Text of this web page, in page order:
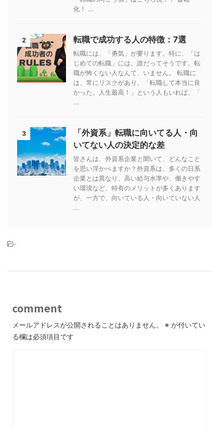
化！ ...
2 転職で成功する人の特徴：7選
転職には、「勇気」が要ります。特に、「は
じめての転職」には。誰だってそうです。転
職が怖くない人なんて、いません。 転職に
は、常にリスクがあり、「転職して本当に良
かった。人生最高！」という人もいれば、「
...
3
「外資系」転職に向いてる人・向
いてない人の決定的な差
皆さんは、外資系企業と聞いて、どんなこと
を思い浮かべますか？外資系は、多くの日系
企業とは異なり、高い給与水準や、働きやす
い環境など、特有のメリットが多くあります
が、一方で、向いている人・向いていない人
...
-
comment
メールアドレスが公開されることはありません。 ※ が付いてい
る欄は必須項目です